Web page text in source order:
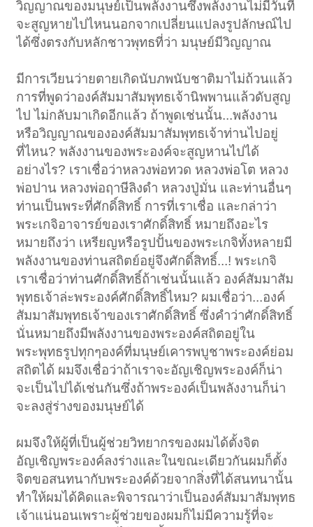
วิญญาณของมนุษย์เป็นพลังงานซึ่งพลังงานไม่มีวันที่
จะสูญหายไปไหนนอกจากเปลี่ยนแปลงรูปลักษณ์ไป
ได้ซึ่งตรงกับหลักชาวพุทธที่ว่า มนุษย์มีวิญญาณ
มีการเวียนว่ายตายเกิดนับภพนับชาติมาไม่ถ้วนแล้ว
การที่พูดว่าองค์สัมมาสัมพุทธเจ้านิพพานแล้วดับสูญ
ไป ไม่กลับมาเกิดอีกแล้ว ถ้าพูดเช่นนั้น...พลังงาน
หรือวิญญาณขององค์สัมมาสัมพุทธเจ้าท่านไปอยู่
ที่ไหน? พลังงานของพระองค์จะสูญหานไปได้
อย่างไร? เราเชื่อว่าหลวงพ่อทวด หลวงพ่อโต หลวง
พ่อปาน หลวงพ่อฤาษีลิงดำ หลวงปู่มั่น และท่านอื่นๆ
ท่านเป็นพระที่ศักดิ์สิทธิ์ การที่เราเชื่อ และกล่าว่า
พระเกจิอาจารย์ของเราศักดิ์สิทธิ์ หมายถึงอะไร
หมายถึงว่า เหรียญหรือรูปปั้นของพระเกจิทั้งหลายมี
พลังงานของท่านสถิตย์อยู่จึงศักดิ์สิทธิ์...! พระเกจิ
เราเชื่อว่าท่านศักดิ์สิทธิ์ถ้าเช่นนั้นแล้ว องค์สัมมาสัม
พุทธเจ้าล่ะพระองค์ศักดิ์สิทธิ์ไหม? ผมเชื่อว่า...องค์
สัมมาสัมพุทธเจ้าของเราศักดิ์สิทธิ์ ซึ่งคำว่าศักดิ์สิทธิ์
นั่นหมายถึงมีพลังงานของพระองค์สถิตอยู่ใน
พระพุทธรูปทุกๆองค์ที่มนุษย์เคารพบูชาพระองค์ย่อม
สถิตได้ ผมจึงเชื่อว่าถ้าเราจะอัญเชิญพระองค์ก็น่า
จะเป็นไปได้เช่นกันซึ่งถ้าพระองค์เป็นพลังงานก็น่า
จะลงสู่ร่างของมนุษย์ได้
ผมจึงให้ผู้ที่เป็นผู้ช่วยวิทยากรของผมได้ตั้งจิต
อัญเชิญพระองค์ลงร่างและในขณะเดียวกันผมก็ตั้ง
จิตขอสนทนากับพระองค์ด้วยจากสิ่งที่ได้สนทนานั้น
ทำให้ผมได้คิดและพิจารณาว่าเป็นองค์สัมมาสัมพุทธ
เจ้าแน่นอนเพราะผู้ช่วยของผมก็ไม่มีความรู้ที่จะ